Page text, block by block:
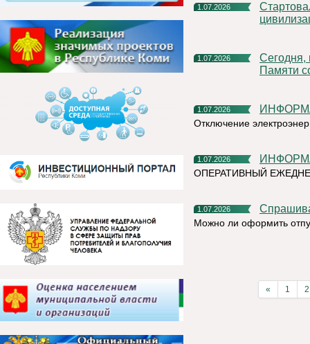
1.07.2026
Стартовал X Международный фотоконкурс «Русская
1.07.2026
Сегодня, в День ветеранов боевых действий, в Сквере
Памяти
1.07.2026
Отключение
1.07.2026
ОПЕРАТИВНЫЙ
1.07.2026
Можно ли оформить
« 1 2